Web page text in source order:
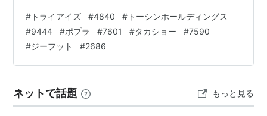
取引してみました。 今回の記事では、 「今週の取引①
～トライアイズ(4840)、トーシンHD(9444)、ポプラ
(7601)、タカショー(7590)、ジーフット(2686)～」 を公
開しています。 ランキング参加中株式投資・FX・マネー
# トライアイズ #4840 # トーシンホールディングス
#9444 #ポプラ #7601 #タカショー #7590
#ジーフット #2686
ネットで話題 もっと見る